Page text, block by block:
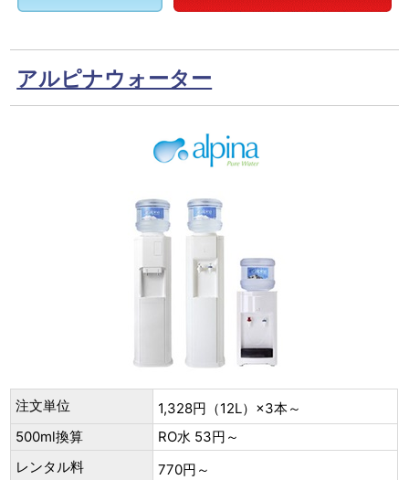
アルピナウォーター
注文単位
1,328円（12L）×3本～
500ml換算
RO水 53円～
レンタル料
770円～